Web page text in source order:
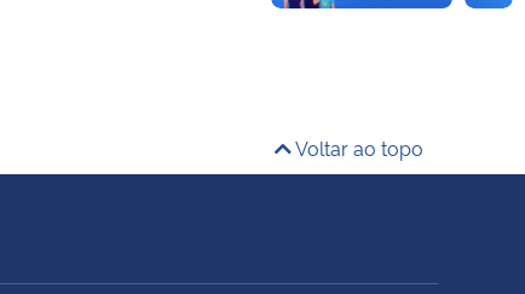
Voltar ao topo